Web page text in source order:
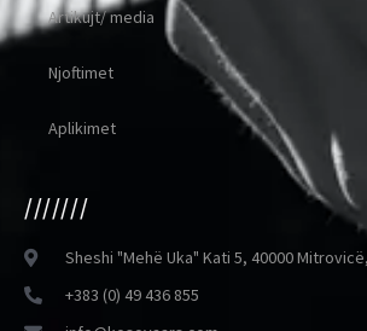
Artikujt/ media
Njoftimet
Aplikimet
///////
Sheshi "Mehë Uka" Kati 5, 40000
+383 (0) 49 436 855